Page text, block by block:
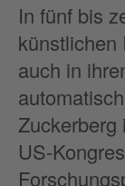
In fünf bis
künstlichen
auch in
Zuckerberg
US-